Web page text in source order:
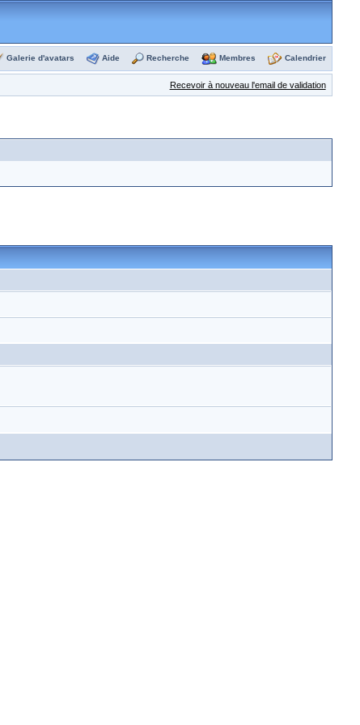
Galerie d'avatars Aide Recherche Membres Calendrier
Recevoir à nouveau l'email de validation